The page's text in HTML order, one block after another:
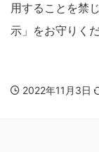
用することを禁
示」をお守りくだ
2022年11月3日